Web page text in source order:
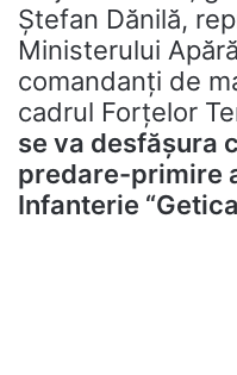
Ştefan Dănilă,
Ministerului
comandanţi de
cadrul Forţelor
se va desfășura
predare-primire
Infanterie